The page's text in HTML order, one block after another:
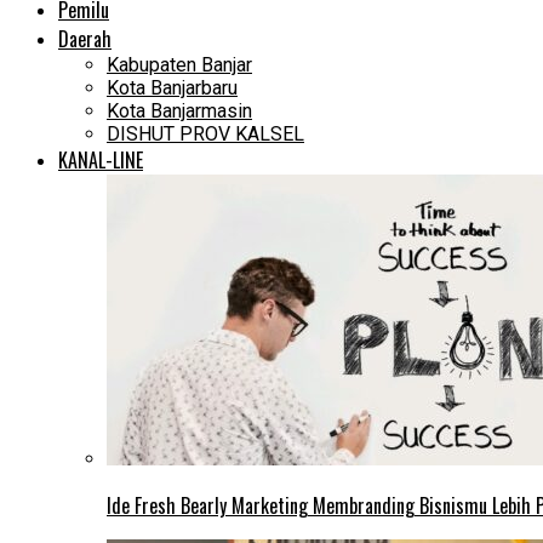
Pemilu
Daerah
Kabupaten Banjar
Kota Banjarbaru
Kota Banjarmasin
DISHUT PROV KALSEL
KANAL-LINE
Ide Fresh Bearly Marketing Membranding Bisnismu Lebih